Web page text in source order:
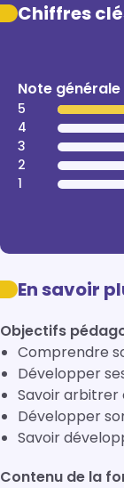
Chiffres
Note
5
4
3
2
1
En savoir
Objectifs
Comprendre
Développer
Savoir arbitrer
Développer
Savoir
Contenu de la